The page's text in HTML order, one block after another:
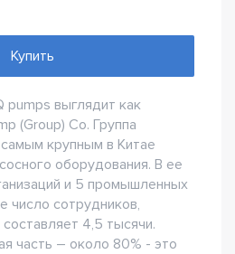
Купить
pumps выглядит как
(Group) Со. Группа
крупным в Китае
оборудования. В ее
и 5 промышленных
число сотрудников,
4,5 тысячи.
часть – около 80% - это